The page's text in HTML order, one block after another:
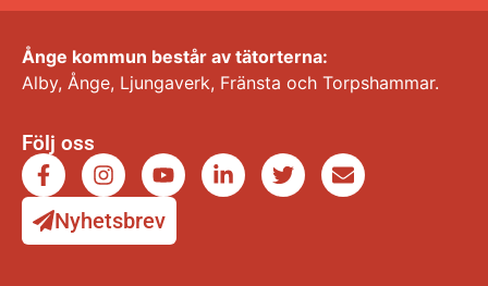
Ånge kommun består av tätorterna:
Alby, Ånge, Ljungaverk, Fränsta och Torpshammar.
Följ oss
Nyhetsbrev